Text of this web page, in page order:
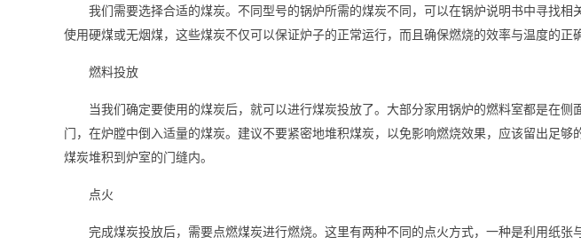
我们需要选择合适的煤炭。不同型号的锅炉所需的煤炭不同，可以在锅炉说明书中寻找相
使用硬煤或无烟煤，这些煤炭不仅可以保证炉子的正常运行，而且确保燃烧的效率与温度的正
燃料投放
当我们确定要使用的煤炭后，就可以进行煤炭投放了。大部分家用锅炉的燃料室都是在侧
门，在炉膛中倒入适量的煤炭。建议不要紧密地堆积煤炭，以免影响燃烧效果，应该留出足够
煤炭堆积到炉室的门缝内。
点火
完成煤炭投放后，需要点燃煤炭进行燃烧。这里有两种不同的点火方式，一种是利用纸张